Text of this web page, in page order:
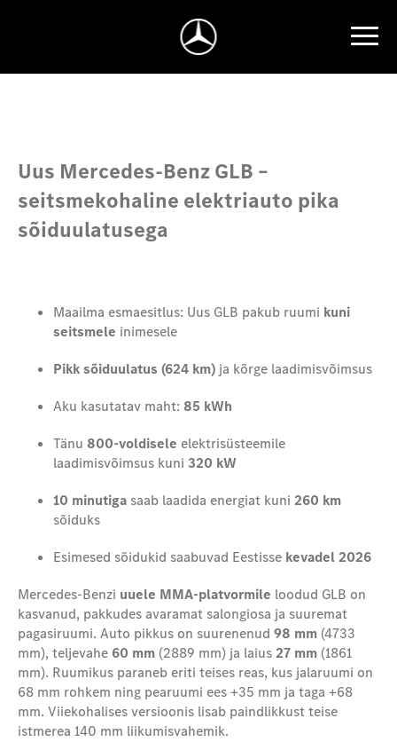
Uus Mercedes-Benz GLB –
seitsmekohaline elektriauto pika
sõiduulatusega
Maailma esmaesitlus: Uus GLB pakub ruumi kuni
seitsmele inimesele
Pikk sõiduulatus (624 km) ja kõrge laadimisvõimsus
Aku kasutatav maht: 85 kWh
Tänu 800-voldisele elektrisüsteemile
laadimisvõimsus kuni 320 kW
10 minutiga saab laadida energiat kuni 260 km
sõiduks
Esimesed sõidukid saabuvad Eestisse kevadel 2026
Mercedes-Benzi uuele MMA-platvormile loodud GLB on
kasvanud, pakkudes avaramat salongiosa ja suuremat
pagasiruumi. Auto pikkus on suurenenud 98 mm (4733
mm), teljevahe 60 mm (2889 mm) ja laius 27 mm (1861
mm). Ruumikus paraneb eriti teises reas, kus jalaruumi on
68 mm rohkem ning pearuumi ees +35 mm ja taga +68
mm. Viiekohalises versioonis lisab paindlikkust teise
istmerea 140 mm liikumisvahemik.